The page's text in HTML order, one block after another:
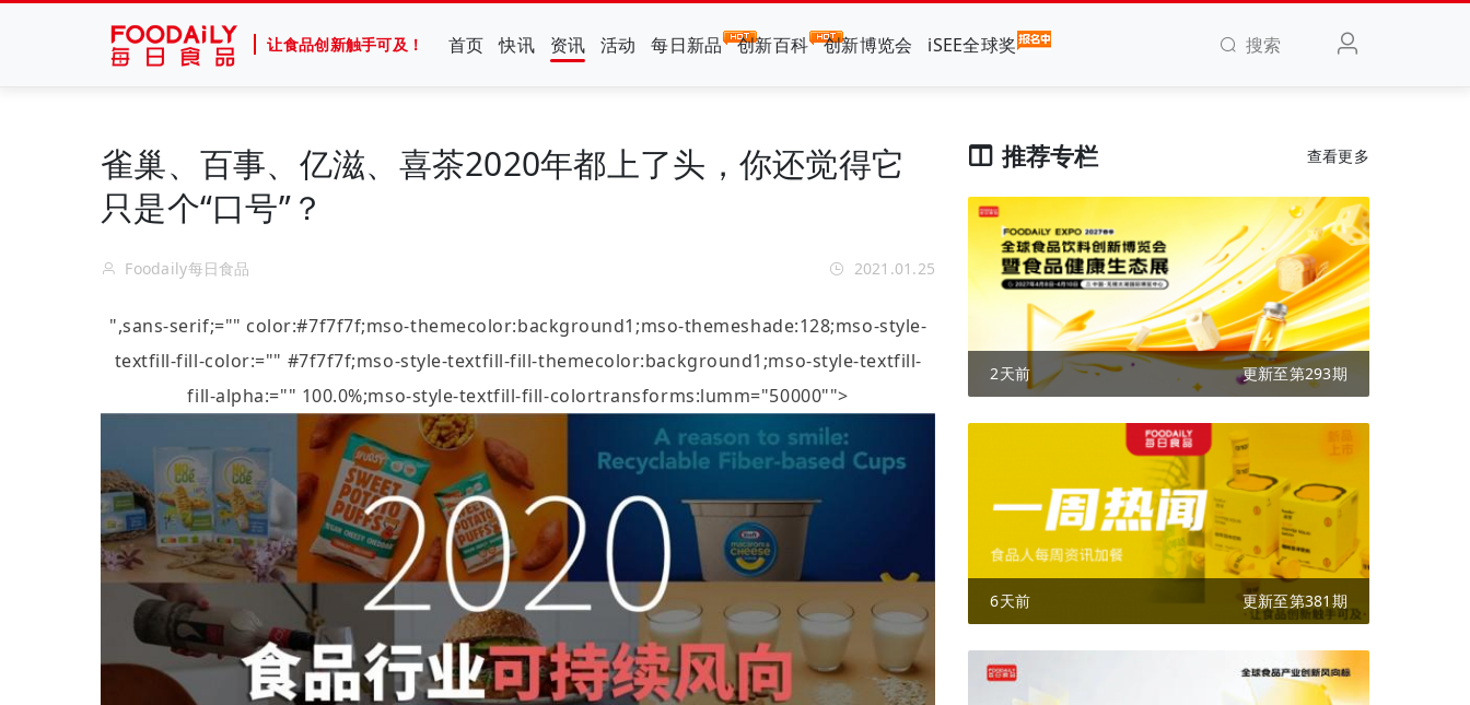
让食品创新触手可及！ 首页 快讯 资讯 活动 每日新品 创新百科 创新博览会 iSEE全球奖 搜索
雀巢、百事、亿滋、喜茶2020年都上了头，你还觉得它
只是个“口号”？
Foodaily每日食品 2021.01.25
",sans-serif;="" color:#7f7f7f;mso-themecolor:background1;mso-themeshade:128;mso-style-
textfill-fill-color:="" #7f7f7f;mso-style-textfill-fill-themecolor:background1;mso-style-textfill-
fill-alpha:="" 100.0%;mso-style-textfill-fill-colortransforms:lumm="50000"">
推荐专栏 查看更多
2天前 更新至第293期
6天前 更新至第381期